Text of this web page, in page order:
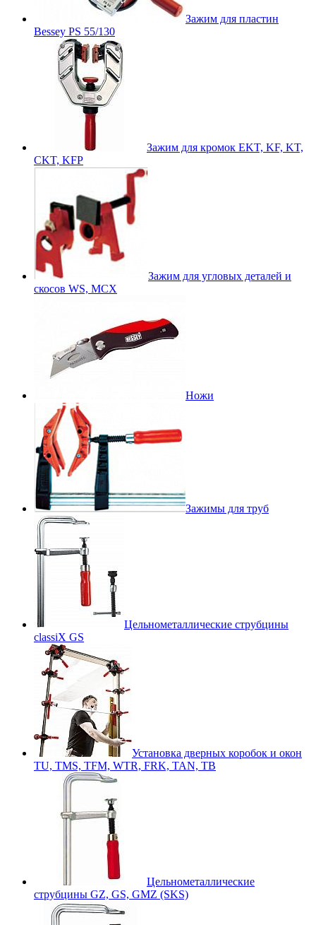
Зажим для пластин
Bessey PS 55/130
Зажим для кромок EKT, KF, KT,
CKT, KFP
Зажим для угловых деталей и
скосов WS, MCX
Ножи
Зажимы для труб
Цельнометаллические струбцины
classiX GS
Установка дверных коробок и окон
TU, TMS, TFM, WTR, FRK, TAN, TB
Цельнометаллические
струбцины GZ, GS, GMZ (SKS)